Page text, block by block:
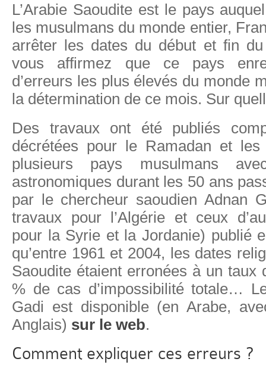
L’Arabie Saoudite est le pays
les musulmans du monde entier,
arrêter les dates du début et fin
vous affirmez que ce pays
d’erreurs les plus élevés du monde
la détermination de ce mois. Sur
Des travaux ont été publiés
décrétées pour le Ramadan et
plusieurs pays musulmans
astronomiques durant les 50 ans
par le chercheur saoudien Adnan
travaux pour l’Algérie et ceux
pour la Syrie et la Jordanie) publié
qu’entre 1961 et 2004, les dates
Saoudite étaient erronées à un taux
% de cas d’impossibilité totale…
Gadi est disponible (en Arabe,
Anglais) sur le web.
Comment expliquer ces erreurs ?